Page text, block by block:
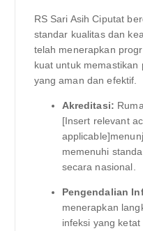
RS Sari Asih Ciputat
standar kualitas dan
telah menerapkan
kuat untuk memastikan
yang aman dan efektif.
Akreditasi:
[Insert relevant
memenuhi
secara nasional.
Pengendalian
menerapkan
infeksi yang